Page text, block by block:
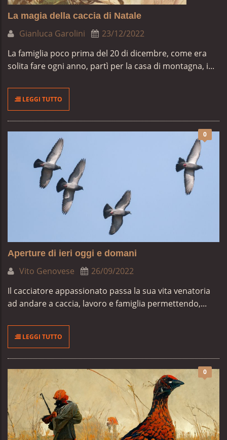
La magia della caccia di Natale
Gianluca Garolini
23/12/2022
La famiglia poco prima del 20 di dicembre, come era
solita fare ogni anno, partì per la casa di montagna, i...
LEGGI TUTTO
0
Aperture di ieri oggi e domani
Vito Genovese
26/09/2022
Il cacciatore appassionato passa la sua vita venatoria
ad andare a caccia, lavoro e famiglia permettendo,...
LEGGI TUTTO
0